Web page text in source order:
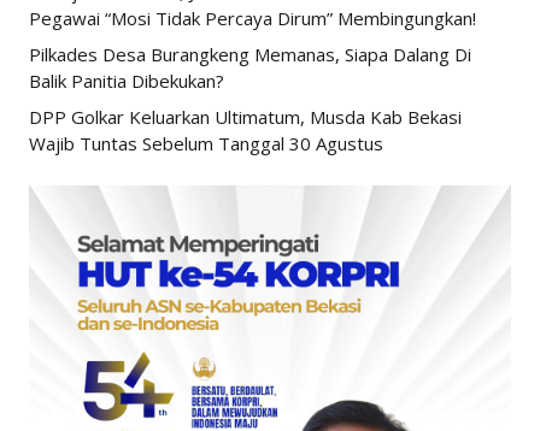
Pegawai “Mosi Tidak Percaya Dirum” Membingungkan!
Pilkades Desa Burangkeng Memanas, Siapa Dalang Di
Balik Panitia Dibekukan?
DPP Golkar Keluarkan Ultimatum, Musda Kab Bekasi
Wajib Tuntas Sebelum Tanggal 30 Agustus